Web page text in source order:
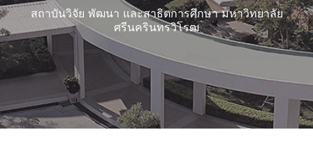
สถาบันวิจัย พัฒนา และสาธิตการศึกษา มหาวิทยาลัย
ศรีนครินทรวิโรฒ